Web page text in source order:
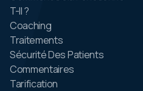
T-Il ?
Coaching
Traitements
Sécurité Des Patients
Commentaires
Tarification